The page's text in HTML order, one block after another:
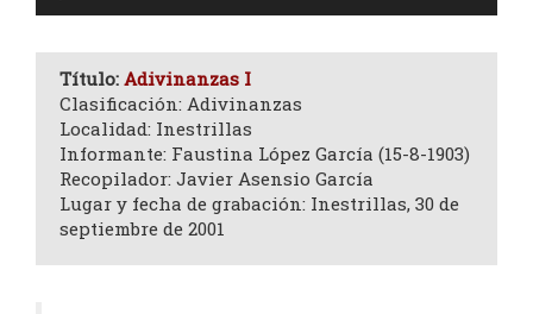
Título: Adivinanzas I
Clasificación: Adivinanzas
Localidad: Inestrillas
Informante: Faustina López García (15-8-1903)
Recopilador: Javier Asensio García
Lugar y fecha de grabación: Inestrillas, 30 de
septiembre de 2001